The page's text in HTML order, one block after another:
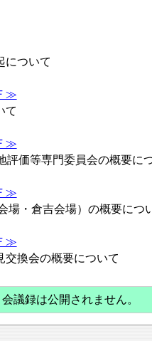
について
≫
て
≫
評価等専門委員会の概要に
≫
場・倉吉会場）の概要につ
≫
交換会の概要について
議録は公開されません。